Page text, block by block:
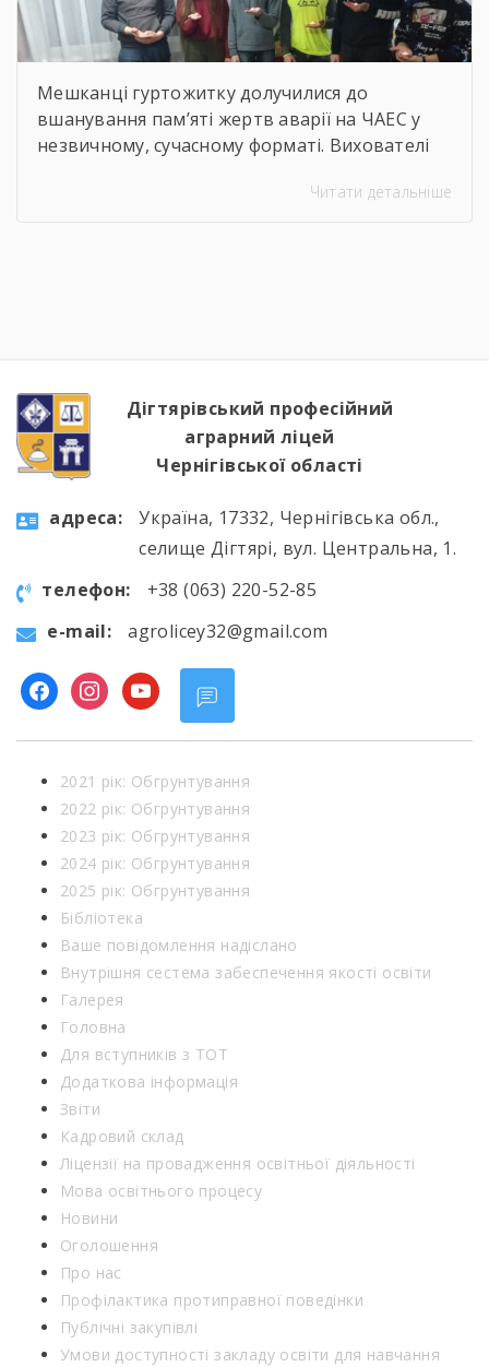
Мешканці гуртожитку долучилися до
вшанування пам’яті жертв аварії на ЧАЕС у
незвичному, сучасному форматі. Вихователі
організували та провели для студентів
подій фатальної ночі 1986 року, дізналися про
наслідки катастрофи для екології України […]
Читати детальніше
Дігтярівський професійний
аграрний ліцей
Чернігівської області
aдресa:
Україна, 17332, Чернігівська обл.,
селище Дігтярі, вул. Центральна, 1.
телефон:
+38 (063) 220-52-85
e-mail:
agrolicey32@gmail.com
facebookinstagram
youtube
2021 рік: Обгрунтування
2022 рік: Обгрунтування
2023 рік: Обгрунтування
2024 рік: Обгрунтування
2025 рік: Обгрунтування
Бібліотека
Ваше повідомлення надіслано
Внутрішня сестема забеспечення якості освіти
Галерея
Головна
Для вступників з ТОТ
Додаткова інформація
Звіти
Кадровий склад
Ліцензії на провадження освітньої діяльності
Мова освітнього процесу
Новини
Оголошення
Про нас
Профілактика протиправної поведінки
Публічні закупівлі
Умови доступності закладу освіти для навчання